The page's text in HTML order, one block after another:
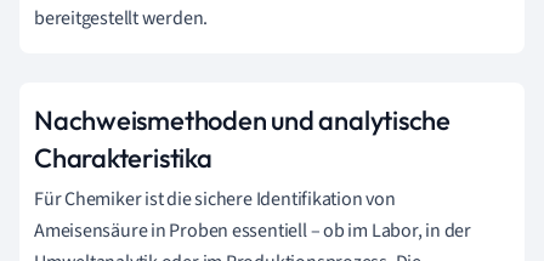
bereitgestellt werden.
Nachweismethoden und analytische
Charakteristika
Für Chemiker ist die sichere Identifikation von
Ameisensäure in Proben essentiell – ob im Labor, in der